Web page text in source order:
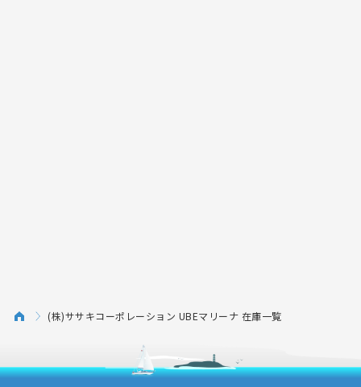
(株)ササキコーポレーション UBEマリーナ 在庫一覧